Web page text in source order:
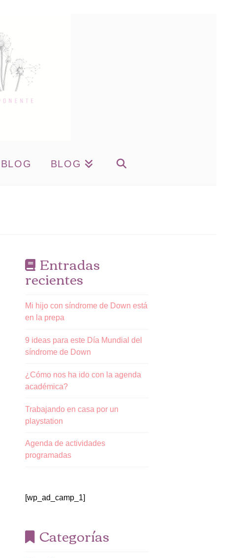
BLOG
Entradas
recientes
Mi hijo con síndrome de Down está
en la prepa
9 ideas para este Día Mundial del
síndrome de Down
¿Cómo nos ha ido con la agenda
académica?
Trabajando en casa por un
playstation
Agenda de actividades
programadas
[wp_ad_camp_1]
Categorías